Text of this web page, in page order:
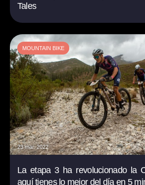
Tales
MOUNTAIN BIKE
23 mar. 2022
La etapa 3 ha revolucionado la
aquí tienes lo mejor del día en 5